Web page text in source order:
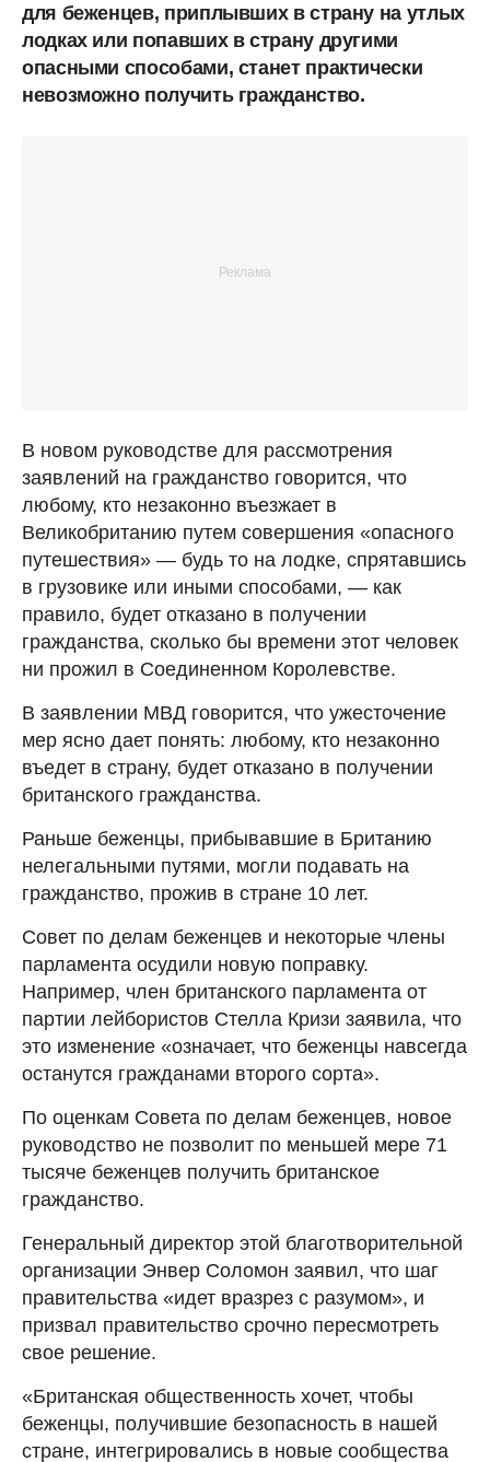
для беженцев, приплывших в страну на утлых
лодках или попавших в страну другими
опасными способами, станет практически
невозможно получить гражданство.
В новом руководстве для рассмотрения
заявлений на гражданство говорится, что
любому, кто незаконно въезжает в
Великобританию путем совершения «опасного
путешествия» — будь то на лодке, спрятавшись
в грузовике или иными способами, — как
правило, будет отказано в получении
гражданства, сколько бы времени этот человек
ни прожил в Соединенном Королевстве.
В заявлении МВД говорится, что ужесточение
мер ясно дает понять: любому, кто незаконно
въедет в страну, будет отказано в получении
британского гражданства.
Раньше беженцы, прибывавшие в Британию
нелегальными путями, могли подавать на
гражданство, прожив в стране 10 лет.
Совет по делам беженцев и некоторые члены
парламента осудили новую поправку.
Например, член британского парламента от
партии лейбористов Стелла Кризи заявила, что
это изменение «означает, что беженцы навсегда
останутся гражданами второго сорта».
По оценкам Совета по делам беженцев, новое
руководство не позволит по меньшей мере 71
тысяче беженцев получить британское
гражданство.
Генеральный директор этой благотворительной
организации Энвер Соломон заявил, что шаг
правительства «идет вразрез с разумом», и
призвал правительство срочно пересмотреть
свое решение.
«Британская общественность хочет, чтобы
беженцы, получившие безопасность в нашей
стране, интегрировались в новые сообщества